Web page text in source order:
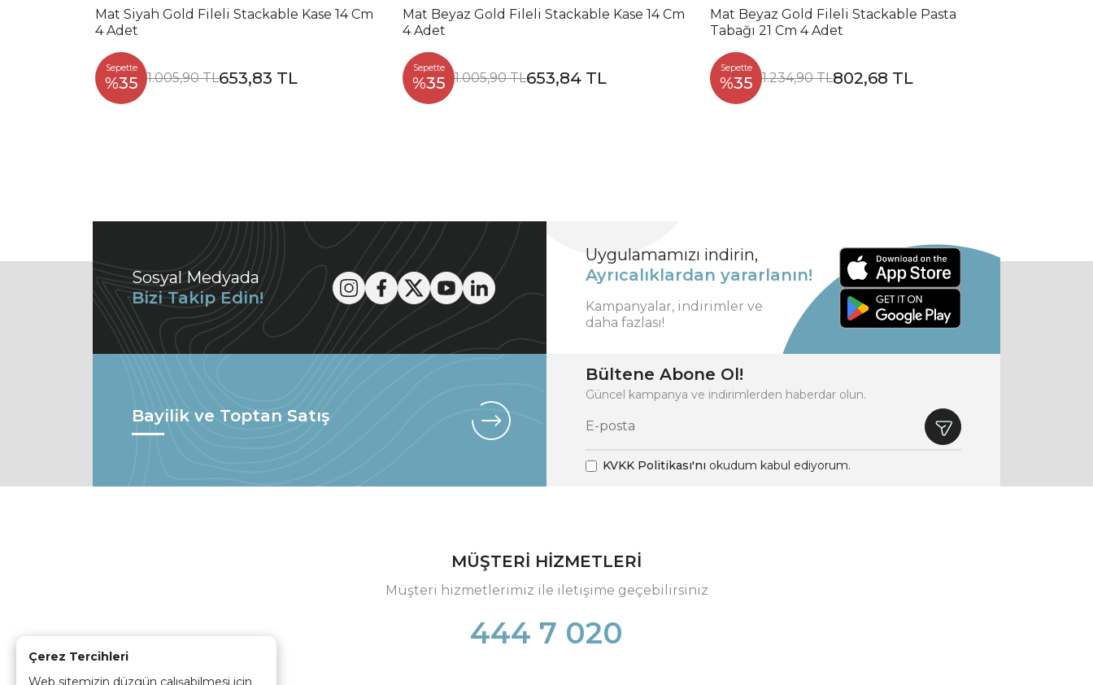
Çerez Tercihleri
Web sitemizin düzgün çalışabilmesi için
Mat Siyah Gold Fileli Stackable Kase 14 Cm
4 Adet
Sepette
%35 1.005,90 TL653,83 TL
Mat Beyaz Gold Fileli Stackable Kase 14 Cm
4 Adet
Sepette
%35 1.005,90 TL653,84 TL
Mat Beyaz Gold Fileli Stackable Pasta
Tabağı 21 Cm 4 Adet
Sepette
%35 1.234,90 TL802,68 TL
Sosyal Medyada
Bizi Takip Edin!
Uygulamamızı indirin,
Ayrıcalıklardan yararlanın!
Kampanyalar, indirimler ve
daha fazlası!
Bayilik ve Toptan Satış
Bültene Abone Ol!
Güncel kampanya ve indirimlerden haberdar olun.
KVKK Politikası'nı okudum kabul ediyorum.
MÜŞTERİ HİZMETLERİ
Müşteri hizmetlerimiz ile iletişime geçebilirsiniz
444 7 020